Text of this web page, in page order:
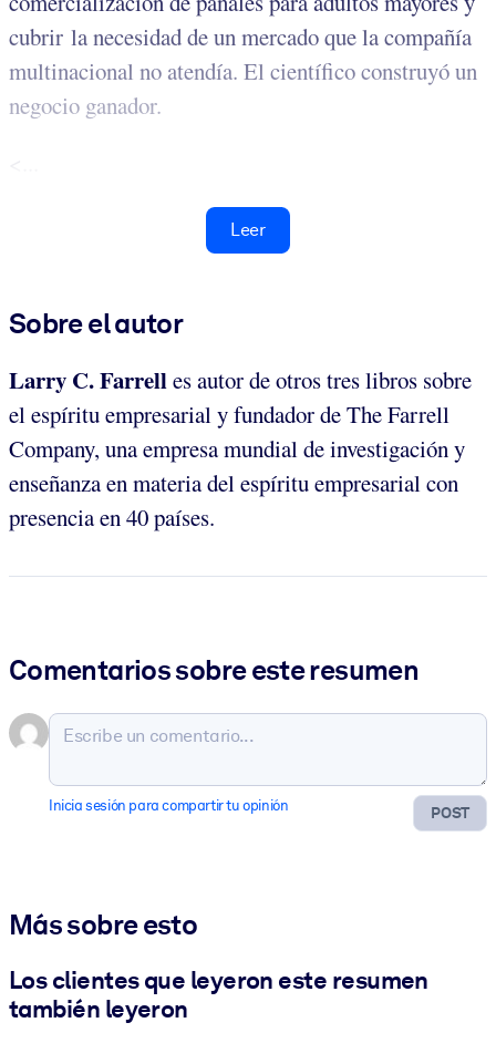
cubrir la necesidad de un mercado que la compañía
multinacional no atendía. El científico construyó un
negocio ganador.
Leer
Sobre el autor
Larry C. Farrelles autor de otros tres libros sobre
el espíritu empresarial y fundador de The Farrell
Company, una empresa mundial de investigación y
enseñanza en materia del espíritu empresarial con
presencia en 40 países.
Comentarios sobre este resumen
POST
Inicia sesión para compartir tu opinión
Más sobre esto
Los clientes que leyeron este resumen
también leyeron